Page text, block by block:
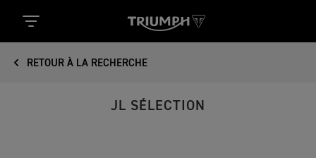
RETOUR À LA RECHERCHE
JL SÉLECTION